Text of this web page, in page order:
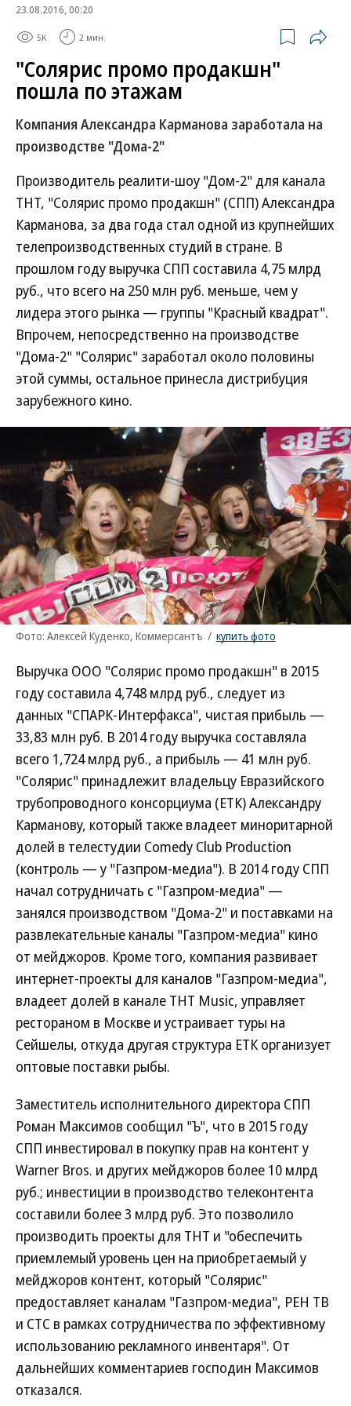
23.08.2016, 00:20
5K 2 мин.
"Солярис промо продакшн"
пошла по этажам
Компания Александра Карманова заработала на
производстве "Дома-2"
Производитель реалити-шоу "Дом-2" для канала
ТНТ, "Солярис промо продакшн" (СПП) Александра
Карманова, за два года стал одной из крупнейших
телепроизводственных студий в стране. В
прошлом году выручка СПП составила 4,75 млрд
руб., что всего на 250 млн руб. меньше, чем у
лидера этого рынка — группы "Красный квадрат".
Впрочем, непосредственно на производстве
"Дома-2" "Солярис" заработал около половины
этой суммы, остальное принесла дистрибуция
зарубежного кино.
Фото: Алексей Куденко, Коммерсантъ / купить фото
Выручка ООО "Солярис промо продакшн" в 2015
году составила 4,748 млрд руб., следует из
данных "СПАРК-Интерфакса", чистая прибыль —
33,83 млн руб. В 2014 году выручка составляла
всего 1,724 млрд руб., а прибыль — 41 млн руб.
"Солярис" принадлежит владельцу Евразийского
трубопроводного консорциума (ЕТК) Александру
Карманову, который также владеет миноритарной
долей в телестудии Comedy Club Production
(контроль — у "Газпром-медиа"). В 2014 году СПП
начал сотрудничать с "Газпром-медиа" —
занялся производством "Дома-2" и поставками на
развлекательные каналы "Газпром-медиа" кино
от мейджоров. Кроме того, компания развивает
интернет-проекты для каналов "Газпром-медиа",
владеет долей в канале ТНТ Music, управляет
рестораном в Москве и устраивает туры на
Сейшелы, откуда другая структура ЕТК организует
оптовые поставки рыбы.
Заместитель исполнительного директора СПП
Роман Максимов сообщил "Ъ", что в 2015 году
СПП инвестировал в покупку прав на контент у
Warner Bros. и других мейджоров более 10 млрд
руб.; инвестиции в производство телеконтента
составили более 3 млрд руб. Это позволило
производить проекты для ТНТ и "обеспечить
приемлемый уровень цен на приобретаемый у
мейджоров контент, который "Солярис"
предоставляет каналам "Газпром-медиа", РЕН ТВ
и СТС в рамках сотрудничества по эффективному
использованию рекламного инвентаря". От
дальнейших комментариев господин Максимов
отказался.